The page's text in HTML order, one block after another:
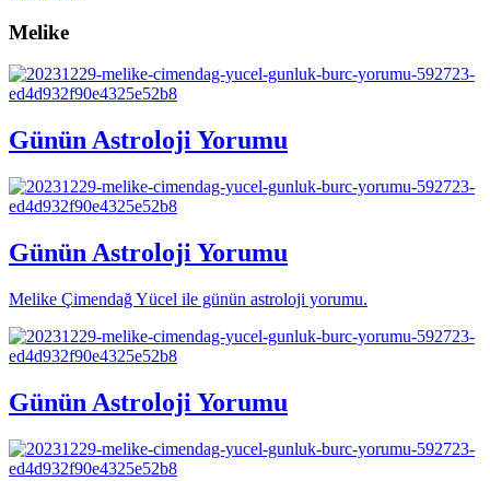
Melike
Günün Astroloji Yorumu
Günün Astroloji Yorumu
Melike Çimendağ Yücel ile günün astroloji yorumu.
Günün Astroloji Yorumu